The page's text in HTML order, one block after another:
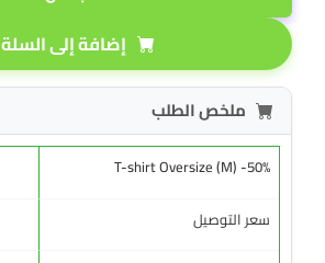
إضافة إلى السلة
ملخص الطلب
T-shirt Oversize (M) -50%
سعر التوصيل